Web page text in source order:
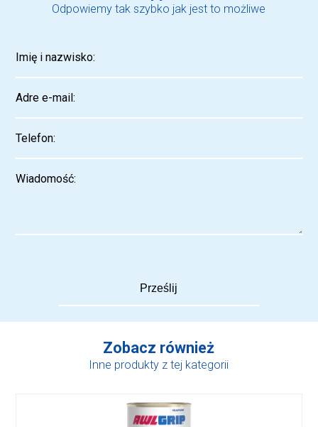
Odpowiemy tak szybko jak jest to możliwe
Zobacz również
Inne produkty z tej kategorii